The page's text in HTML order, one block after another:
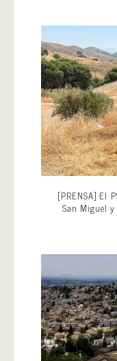
[PRENSA] El
San Miguel